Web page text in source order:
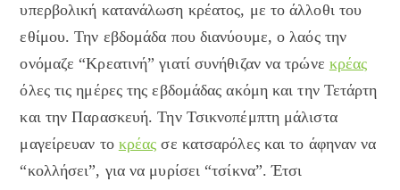
υπερβολική κατανάλωση κρέατος, με το άλλοθι του
εθίμου. Την εβδομάδα που διανύουμε, ο λαός την
ονόμαζε “Κρεατινή” γιατί συνήθιζαν να τρώνε κρέας
όλες τις ημέρες της εβδομάδας ακόμη και την Τετάρτη
και την Παρασκευή. Την Τσικνοπέμπτη μάλιστα
μαγείρευαν το κρέας σε κατσαρόλες και το άφηναν να
“κολλήσει”, για να μυρίσει “τσίκνα”. Έτσι